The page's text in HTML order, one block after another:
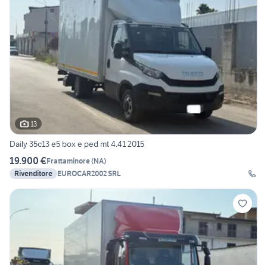
13
Daily 35c13 e5 box e ped mt 4.41 2015
19.900 €Frattaminore(NA)
Rivenditore EUROCAR2002 SRL